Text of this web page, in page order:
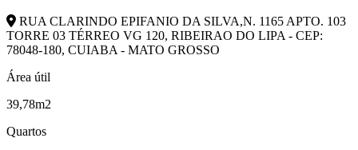
RUA CLARINDO EPIFANIO DA SILVA,N. 1165 APTO. 103
TORRE 03 TÉRREO VG 120, RIBEIRAO DO LIPA - CEP:
78048-180, CUIABA - MATO GROSSO
Área útil
39,78m2
Quartos